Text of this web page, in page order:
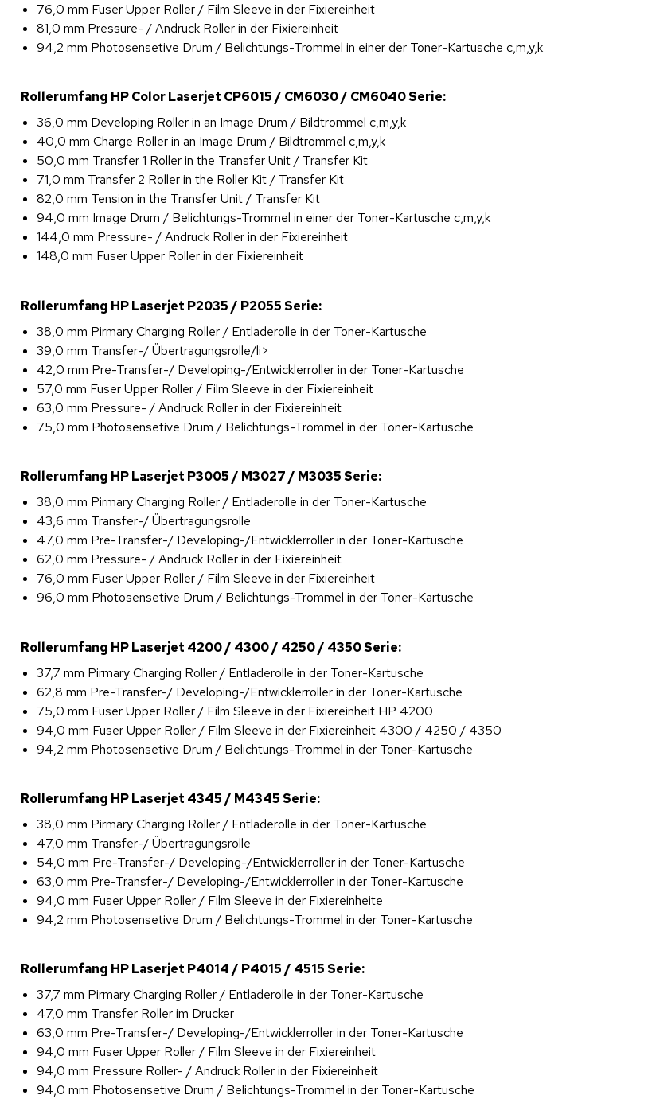
76,0 mm Fuser Upper Roller / Film Sleeve in der Fixiereinheit
81,0 mm Pressure- / Andruck Roller in der Fixiereinheit
94,2 mm Photosensetive Drum / Belichtungs-Trommel in einer der Toner-Kartusche c,m,y,k
Rollerumfang HP Color Laserjet CP6015 / CM6030 / CM6040 Serie:
36,0 mm Developing Roller in an Image Drum / Bildtrommel c,m,y,k
40,0 mm Charge Roller in an Image Drum / Bildtrommel c,m,y,k
50,0 mm Transfer 1 Roller in the Transfer Unit / Transfer Kit
71,0 mm Transfer 2 Roller in the Roller Kit / Transfer Kit
82,0 mm Tension in the Transfer Unit / Transfer Kit
94,0 mm Image Drum / Belichtungs-Trommel in einer der Toner-Kartusche c,m,y,k
144,0 mm Pressure- / Andruck Roller in der Fixiereinheit
148,0 mm Fuser Upper Roller in der Fixiereinheit
Rollerumfang HP Laserjet P2035 / P2055 Serie:
38,0 mm Pirmary Charging Roller / Entladerolle in der Toner-Kartusche
39,0 mm Transfer-/ Übertragungsrolle/li>
42,0 mm Pre-Transfer-/ Developing-/Entwicklerroller in der Toner-Kartusche
57,0 mm Fuser Upper Roller / Film Sleeve in der Fixiereinheit
63,0 mm Pressure- / Andruck Roller in der Fixiereinheit
75,0 mm Photosensetive Drum / Belichtungs-Trommel in der Toner-Kartusche
Rollerumfang HP Laserjet P3005 / M3027 / M3035 Serie:
38,0 mm Pirmary Charging Roller / Entladerolle in der Toner-Kartusche
43,6 mm Transfer-/ Übertragungsrolle
47,0 mm Pre-Transfer-/ Developing-/Entwicklerroller in der Toner-Kartusche
62,0 mm Pressure- / Andruck Roller in der Fixiereinheit
76,0 mm Fuser Upper Roller / Film Sleeve in der Fixiereinheit
96,0 mm Photosensetive Drum / Belichtungs-Trommel in der Toner-Kartusche
Rollerumfang HP Laserjet 4200 / 4300 / 4250 / 4350 Serie:
37,7 mm Pirmary Charging Roller / Entladerolle in der Toner-Kartusche
62,8 mm Pre-Transfer-/ Developing-/Entwicklerroller in der Toner-Kartusche
75,0 mm Fuser Upper Roller / Film Sleeve in der Fixiereinheit HP 4200
94,0 mm Fuser Upper Roller / Film Sleeve in der Fixiereinheit 4300 / 4250 / 4350
94,2 mm Photosensetive Drum / Belichtungs-Trommel in der Toner-Kartusche
Rollerumfang HP Laserjet 4345 / M4345 Serie:
38,0 mm Pirmary Charging Roller / Entladerolle in der Toner-Kartusche
47,0 mm Transfer-/ Übertragungsrolle
54,0 mm Pre-Transfer-/ Developing-/Entwicklerroller in der Toner-Kartusche
63,0 mm Pre-Transfer-/ Developing-/Entwicklerroller in der Toner-Kartusche
94,0 mm Fuser Upper Roller / Film Sleeve in der Fixiereinheite
94,2 mm Photosensetive Drum / Belichtungs-Trommel in der Toner-Kartusche
Rollerumfang HP Laserjet P4014 / P4015 / 4515 Serie:
37,7 mm Pirmary Charging Roller / Entladerolle in der Toner-Kartusche
47,0 mm Transfer Roller im Drucker
63,0 mm Pre-Transfer-/ Developing-/Entwicklerroller in der Toner-Kartusche
94,0 mm Fuser Upper Roller / Film Sleeve in der Fixiereinheit
94,0 mm Pressure Roller- / Andruck Roller in der Fixiereinheit
94,0 mm Photosensetive Drum / Belichtungs-Trommel in der Toner-Kartusche